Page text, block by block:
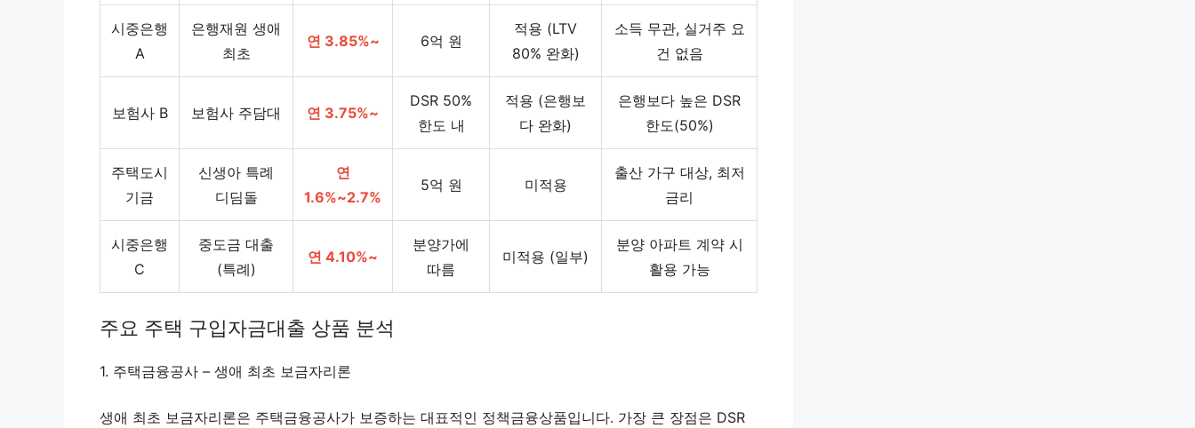
시중은행
A
은행재원 생애
최초
연 3.85%~ 6억 원
적용 (LTV
80% 완화)
소득 무관, 실거주 요
건 없음
보험사 B 보험사 주담대 연 3.75%~
DSR 50%
한도 내
적용 (은행보
다 완화)
은행보다 높은 DSR
한도(50%)
주택도시
기금
신생아 특례
디딤돌
연
1.6%~2.7%
5억 원 미적용
출산 가구 대상, 최저
금리
시중은행
C
중도금 대출
(특례)
연 4.10%~
분양가에
따름
미적용 (일부)
분양 아파트 계약 시
활용 가능
주요 주택 구입자금대출 상품 분석
1. 주택금융공사 – 생애 최초 보금자리론
생애 최초 보금자리론은 주택금융공사가 보증하는 대표적인 정책금융상품입니다. 가장 큰 장점은 DSR